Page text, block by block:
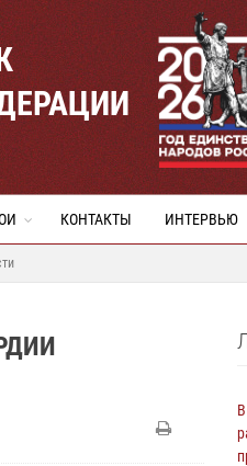
КОНТАКТЫ ИНТЕРВЬЮ